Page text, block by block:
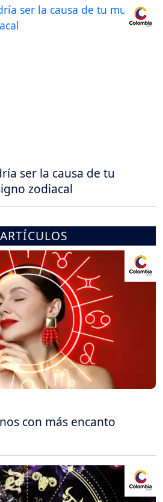
ser la causa de tu
zodiacal
con más encanto